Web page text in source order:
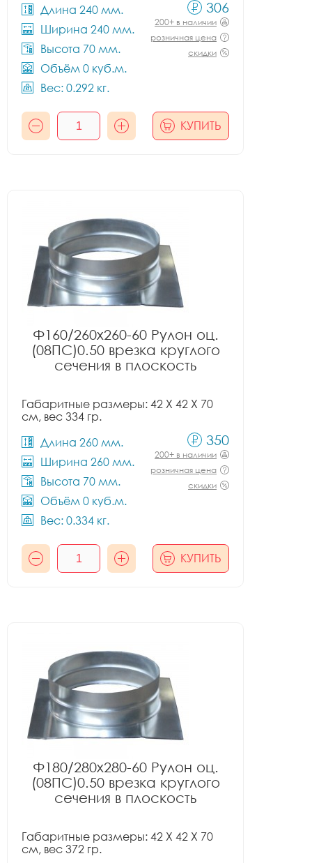
Длина 240 мм.
Ширина 240 мм.
Высота 70 мм.
Объём 0 куб.м.
Вес: 0.292 кг.
306
200+ в наличии
розничная цена
скидки
КУПИТЬ
Ф160/260x260-60 Рулон оц.
(08ПС)0.50 врезка круглого
сечения в плоскость
Габаритные размеры: 42 X 42 X 70
см, вес 334 гр.
Длина 260 мм.
Ширина 260 мм.
Высота 70 мм.
Объём 0 куб.м.
Вес: 0.334 кг.
350
200+ в наличии
розничная цена
скидки
КУПИТЬ
Ф180/280x280-60 Рулон оц.
(08ПС)0.50 врезка круглого
сечения в плоскость
Габаритные размеры: 42 X 42 X 70
см, вес 372 гр.